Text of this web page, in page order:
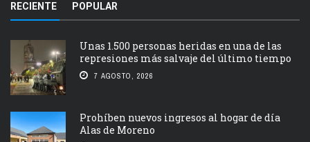
RECIENTE POPULAR
Unas 1.500 personas heridas en una de las
represiones más salvaje del último tiempo
7 AGOSTO, 2026
Prohíben nuevos ingresos al hogar de día
Alas de Moreno